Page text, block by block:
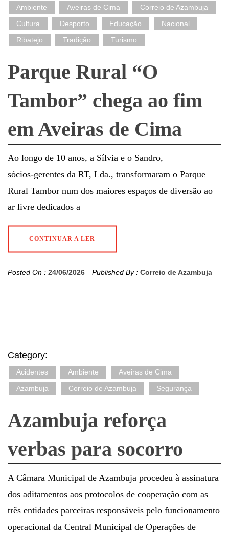
Ambiente Aveiras de Cima
Correio de Azambuja
Cultura
Desporto Educação
Nacional
Ribatejo
Tradição Turismo
Parque Rural “O
Tambor” chega ao fim
em Aveiras de Cima
Ao longo de 10 anos, a Sílvia e o Sandro,
sócios‑gerentes da RT, Lda., transformaram o Parque
Rural Tambor num dos maiores espaços de diversão ao
ar livre dedicados a
CONTINUAR A LER
Posted On : 24/06/2026 Published By : Correio de Azambuja
Category:
Acidentes Ambiente
Aveiras de Cima
Azambuja
Correio de Azambuja Segurança
Azambuja reforça
verbas para socorro
A Câmara Municipal de Azambuja procedeu à assinatura
dos aditamentos aos protocolos de cooperação com as
três entidades parceiras responsáveis pelo funcionamento
operacional da Central Municipal de Operações de